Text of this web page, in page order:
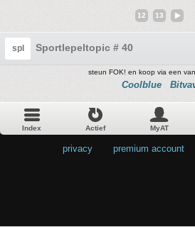
12 13
spl Sportlepeltopic # 40
steun FOK! en koop via een
Coolblue
Index Actief MyAT
privacy premium account